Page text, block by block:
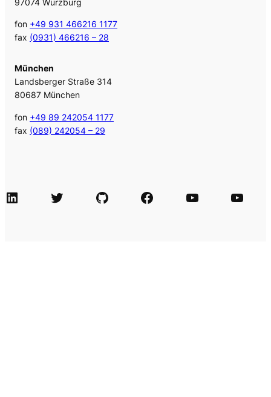
97074 Würzburg
fon +49 931 466216 1177
fax (0931) 466216 – 28
München
Landsberger Straße 314
80687 München
fon +49 89 242054 1177
fax (089) 242054 – 29
LinkedIn Twitter GitHub Facebook Agile Videos Tech-Videos